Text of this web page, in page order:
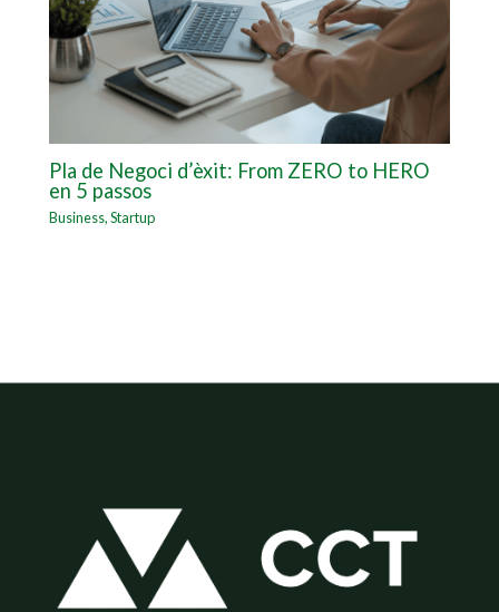
Pla de Negoci d’èxit: From ZERO to HERO
en 5 passos
Business,Startup